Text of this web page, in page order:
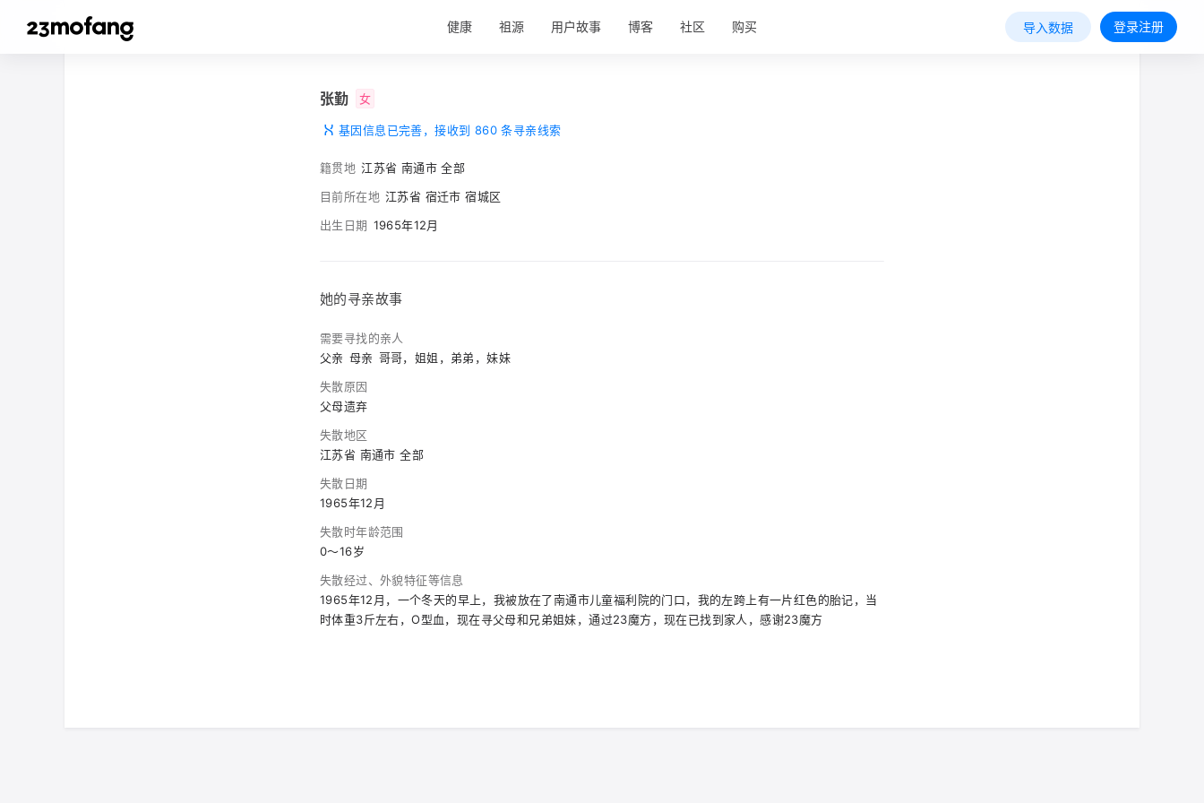
健康 祖源 用户故事 博客 社区 购买 导入数据 登录注册
张勤 女
基因信息已完善，接收到 860 条寻亲线索
籍贯地 江苏省 南通市 全部
目前所在地 江苏省 宿迁市 宿城区
出生日期 1965年12月
她的寻亲故事
需要寻找的亲人
父亲 母亲 哥哥，姐姐，弟弟，妹妹
失散原因
父母遗弃
失散地区
江苏省 南通市 全部
失散日期
1965年12月
失散时年龄范围
0～16岁
失散经过、外貌特征等信息
1965年12月，一个冬天的早上，我被放在了南通市儿童福利院的门口，我的左跨上有一片红色的胎记，当
时体重3斤左右，O型血，现在寻父母和兄弟姐妹，通过23魔方，现在已找到家人，感谢23魔方